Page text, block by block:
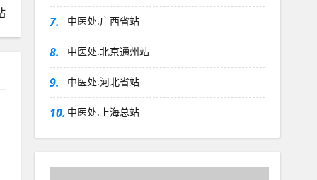
7. 中医处.广西省站
8. 中医处.北京通州站
9. 中医处.河北省站
10. 中医处.上海总站